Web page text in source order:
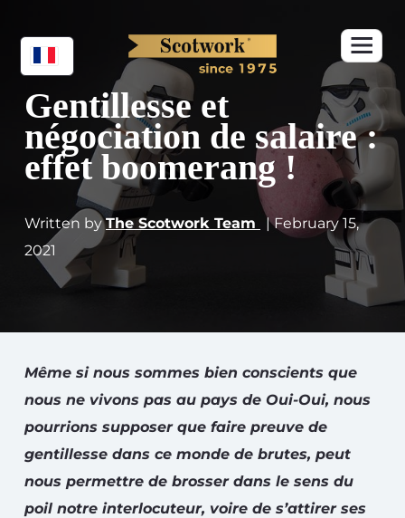
Gentillesse et
négociation de salaire :
effet boomerang !
Written byThe Scotwork Team
| February 15,
2021
Même si nous sommes bien conscients que
nous ne vivons pas au pays de Oui-Oui, nous
pourrions supposer que faire preuve de
gentillesse dans ce monde de brutes, peut
nous permettre de brosser dans le sens du
poil notre interlocuteur, voire de s’attirer ses